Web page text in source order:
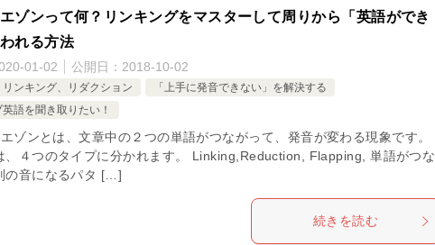
ゾンって何？リンキングをマスターして周りから「英語ができ
れる方法
01-02 公開日： 2018-10-02
リンキング、リダクション
「上手に発音できない」を解決する
語を聞き取りたい！
ゾンとは、文章中の２つの単語がつながって、発音が変わる現象です。
、４つのタイプに分かれます。 Linking,Reduction, Flapping, 単語がつな
の音になるパタ […]
続きを読む